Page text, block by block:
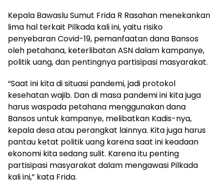
Kepala Bawaslu Sumut Frida R Rasahan menekankan
lima hal terkait Pilkada kali ini, yaitu risiko
penyebaran Covid-19, pemanfaatan dana Bansos
oleh petahana, keterlibatan ASN dalam kampanye,
politik uang, dan pentingnya partisipasi masyarakat.
“Saat ini kita di situasi pandemi, jadi protokol
kesehatan wajib. Dan di masa pandemi ini kita juga
harus waspada petahana menggunakan dana
Bansos untuk kampanye, melibatkan Kadis-nya,
kepala desa atau perangkat lainnya. Kita juga harus
pantau ketat politik uang karena saat ini keadaan
ekonomi kita sedang sulit. Karena itu penting
partisipasi masyarakat dalam mengawasi Pilkada
kali ini,” kata Frida.